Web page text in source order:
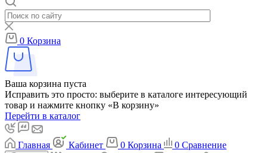
0 Корзина
Ваша корзина пуста
Исправить это просто: выберите в каталоге интересующий
товар и нажмите кнопку «В корзину»
Перейти в каталог
Главная Кабинет 0 Корзина 0 Сравнение